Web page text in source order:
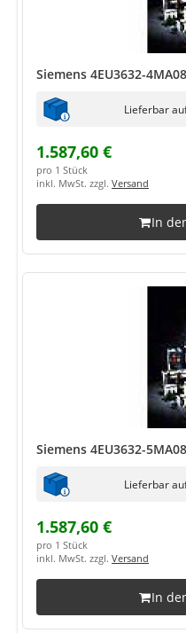
Siemens 4EU3632-
Lieferbar
1.587,60 €
pro 1 Stück
inkl. MwSt. zzgl. Versand
In
Siemens 4EU3632-
Lieferbar
1.587,60 €
pro 1 Stück
inkl. MwSt. zzgl. Versand
In